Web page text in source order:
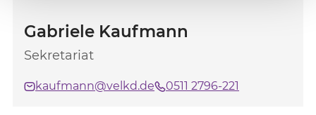
Gabriele Kaufmann
Sekretariat
kaufmann@velkd.de 0511 2796-221